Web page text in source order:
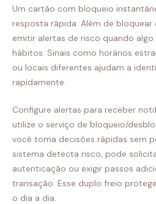
Um cartão com bloqueio
resposta rápida. Além de
emitir alertas de risco quando
hábitos. Sinais como horários
ou locais diferentes ajudam a
rapidamente.
Configure alertas para receber
utilize o serviço de bloqueio/
você toma decisões rápidas sem
sistema detecta risco, pode
autenticação ou exigir passos
transação. Esse duplo freio
o dia a dia.